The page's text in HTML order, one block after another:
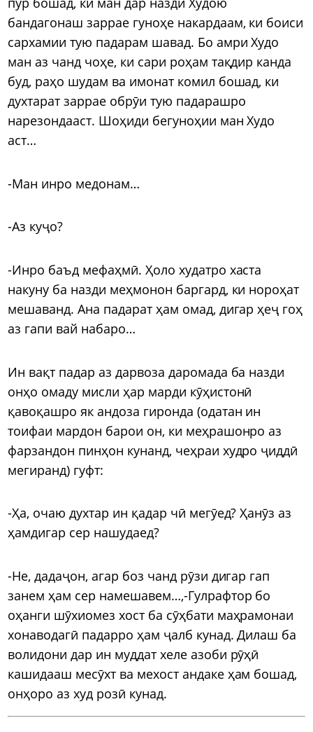
бандагонаш заррае гуноҳе накардаам, ки боиси
сархамии тую падарам шавад. Бо амри Худо
ман аз чанд чоҳе, ки сари роҳам тақдир канда
буд, раҳо шудам ва имонат комил бошад, ки
духтарат заррае обрӯи тую падарашро
нарезондааст. Шоҳиди бегуноҳии ман Худо
аст…
-Ман инро медонам…
-Аз куҷо?
-Инро баъд мефаҳмӣ. Ҳоло худатро хаста
накуну ба назди меҳмонон баргард, ки нороҳат
мешаванд. Ана падарат ҳам омад, дигар ҳеҷ гоҳ
аз гапи вай набаро…
Ин вақт падар аз дарвоза даромада ба назди
онҳо омаду мисли ҳар марди кӯҳистонӣ
қавоқашро як андоза гиронда (одатан ин
тоифаи мардон барои он, ки меҳрашонро аз
фарзандон пинҳон кунанд, чеҳраи худро ҷиддӣ
мегиранд) гуфт:
-Ҳа, очаю духтар ин қадар чӣ мегӯед? Ҳанӯз аз
ҳамдигар сер нашудаед?
-Не, дадаҷон, агар боз чанд рӯзи дигар гап
занем ҳам сер намешавем…,-Гулрафтор бо
оҳанги шӯхиомез хост ба сӯҳбати маҳрамонаи
хонаводагӣ падарро ҳам ҷалб кунад. Дилаш ба
волидони дар ин муддат хеле азоби рӯҳӣ
кашидааш месӯхт ва мехост андаке ҳам бошад,
онҳоро аз худ розӣ кунад.